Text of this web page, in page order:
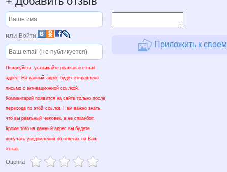
или Войти
Пожалуйста, указывайте реальный e-mail
адрес! На данный адрес будет отправлено
письмо с активационной ссылкой.
Комментарий появится на сайте только после
перехода по этой ссылке. Нам важно знать,
что вы реальный человек, а не спам-бот.
Кроме того на данный адрес вы будете
получать уведомления об ответах на Ваш
отзыв.
Оценка
Приложить к